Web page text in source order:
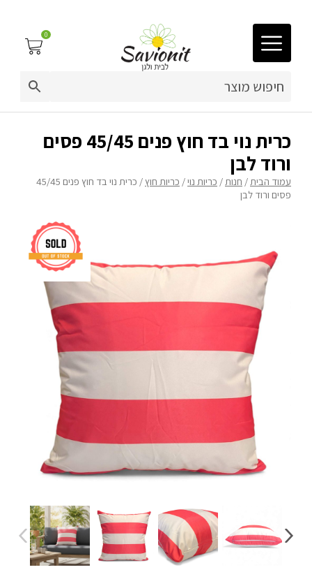
03-9212883
מערכות ישיבה וריהוט
כריות נוי
אקססוריז
קטלוג צבעים
אודות
טיפים והמלצות
עבודות אחרונות
0
כרית נוי בד חוץ פנים 45/45 פסים
ורוד לבן
עמוד הבית/ חנות/ כריות נוי/ כריות חוץ
/ כרית נוי בד חוץ פנים 45/45
פסים ורוד לבן